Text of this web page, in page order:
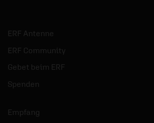
ERF Antenne
ERF Community
Gebet beim ERF
Spenden
Empfang